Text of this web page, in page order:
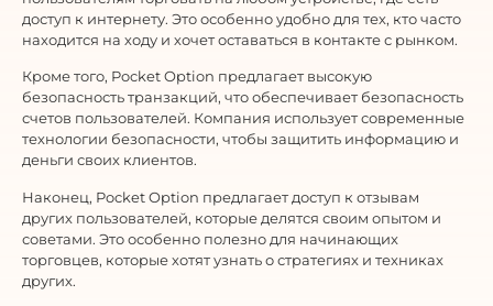
доступ к интернету. Это особенно удобно для тех, кто часто
находится на ходу и хочет оставаться в контакте с рынком.
Кроме того, Pocket Option предлагает высокую
безопасность транзакций, что обеспечивает безопасность
счетов пользователей. Компания использует современные
технологии безопасности, чтобы защитить информацию и
деньги своих клиентов.
Наконец, Pocket Option предлагает доступ к отзывам
других пользователей, которые делятся своим опытом и
советами. Это особенно полезно для начинающих
торговцев, которые хотят узнать о стратегиях и техниках
других.